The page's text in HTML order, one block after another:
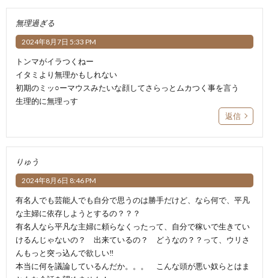
無理過ぎる
2024年8月7日 5:33 PM
トンマがイラつくねー
イタミより無理かもしれない
初期のミッ○ーマウスみたいな顔してさらっとムカつく事を言う
生理的に無理っす
返信
りゅう
2024年8月6日 8:46 PM
有名人でも芸能人でも自分で思うのは勝手だけど、なら何で、平凡
な主婦に依存しようとするの？？？
有名人なら平凡な主婦に頼らなくったって、自分で稼いで生きてい
けるんじゃないの？ 出来ているの？ どうなの？？って、ウリさ
んもっと突っ込んで欲しい‼
本当に何を議論しているんだか。。。 こんな頭が悪い奴らとはま